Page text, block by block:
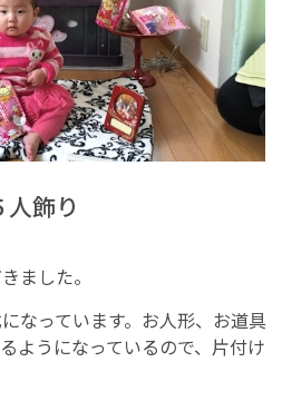
人飾り
ました。
なっています。お人形、お道具
ようになっているので、片付け